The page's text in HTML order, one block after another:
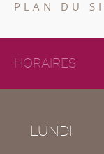
PLAN DU
HORAIRES
LUNDI